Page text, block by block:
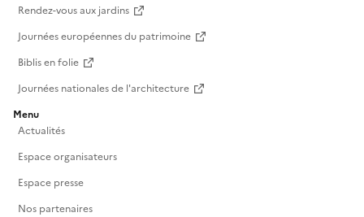
Rendez-vous aux jardins
Journées européennes du patrimoine
Biblis en folie
Journées nationales de l'architecture
Menu
Actualités
Espace organisateurs
Espace presse
Nos partenaires